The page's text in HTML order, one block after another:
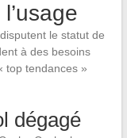
le statut de
à des besoins
top tendances »
dégagé